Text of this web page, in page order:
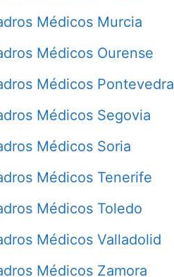
Médicos Murcia
Médicos Ourense
Médicos Pontevedra
Médicos Segovia
Médicos Soria
Médicos Tenerife
Médicos Toledo
Médicos Valladolid
Médicos Zamora